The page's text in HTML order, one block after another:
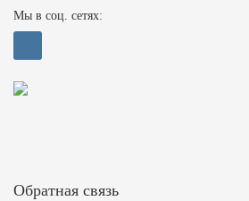
Мы в соц. сетях:
Обратная связь